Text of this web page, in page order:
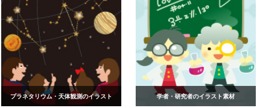
プラネタリウム・天体観測のイラスト 学者・研究者のイラスト素材